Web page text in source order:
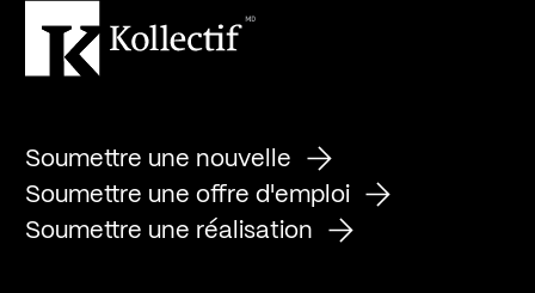
Soumettre une nouvelle
Soumettre une offre d'emploi
Soumettre une réalisation